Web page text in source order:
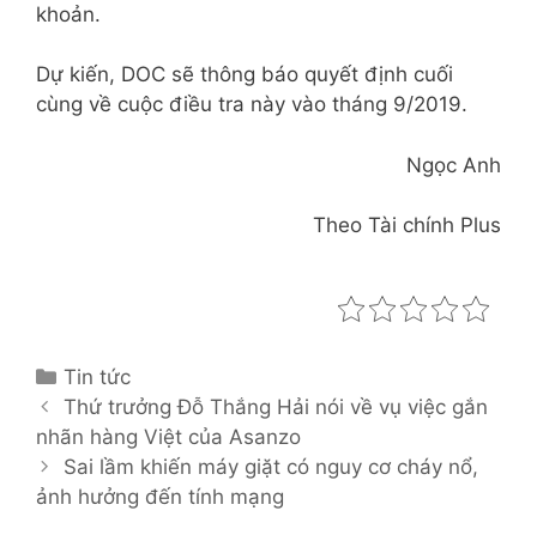
khoản.
Dự kiến, DOC sẽ thông báo quyết định cuối
cùng về cuộc điều tra này vào tháng 9/2019.
Ngọc Anh
Theo Tài chính Plus
C
a
t
e
g
Tin tức
P
o
s
t
Thứ trưởng Đỗ Thắng Hải nói về vụ việc gắn
nhãn hàng Việt của Asanzo
Sai lầm khiến máy giặt có nguy cơ cháy nổ,
ảnh hưởng đến tính mạng